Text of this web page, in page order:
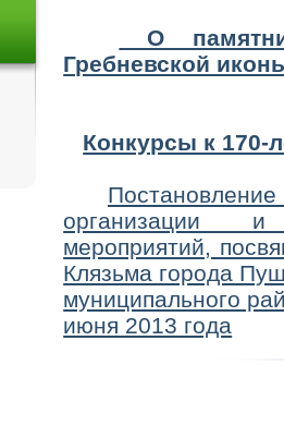
О
Гребневской
Конкурсы к 170-
организации и
мероприятий,
Клязьма города
муниципального
июня 2013 года